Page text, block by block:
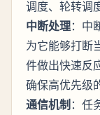
调度、轮转调
中断处理：中
为它能够打断
件做出快速反
确保高优先级
通信机制 ：任